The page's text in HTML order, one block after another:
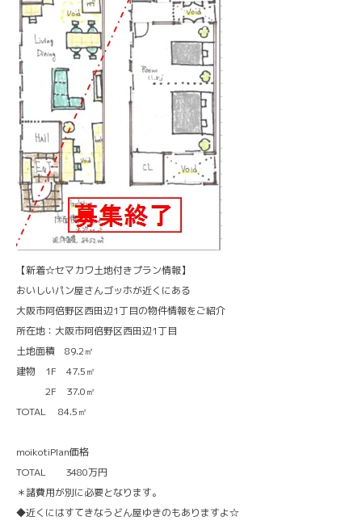
【新着☆セマカワ土地付きプラン情報】
おいしいパン屋さんゴッホが近くにある
大阪市阿倍野区西田辺1丁目の物件情報をご紹介
所在地：大阪市阿倍野区西田辺1丁目
土地面積 89.2㎡
建物 1F 47.5㎡
2F 37.0㎡
TOTAL 84.5㎡
moikotiPlan価格
TOTAL 3480万円
＊諸費用が別に必要となります。
◆近くにはすてきなうどん屋ゆきのもありますよ☆